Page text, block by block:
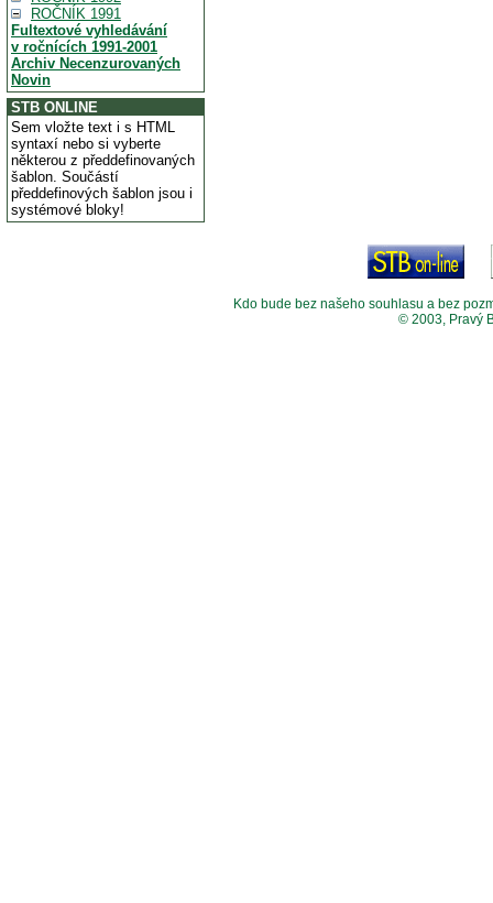
ROČNÍK 1991
Fultextové vyhledávání
v ročnících 1991-2001
Archiv Necenzurovaných
Novin
STB ONLINE
Sem vložte text i s HTML
syntaxí nebo si vyberte
některou z předdefinovaných
šablon. Součástí
předdefinových šablon jsou i
systémové bloky!
Kdo bude bez našeho souhlasu a bez
© 2003, Pravý